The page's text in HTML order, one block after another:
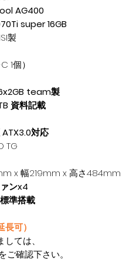
AG400
super 16GB
製
1個）
team製
資料記載
対応
TG
x 幅219mm x 高さ484mm
ンx4
準搭載
可）
ては、
確認下さい。